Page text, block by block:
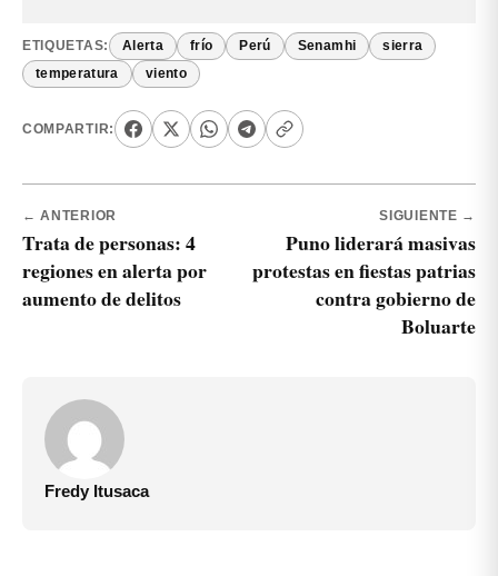
ETIQUETAS: Alerta frío Perú Senamhi sierra
temperatura viento
COMPARTIR:
← ANTERIOR
Trata de personas: 4
regiones en alerta por
aumento de delitos
SIGUIENTE →
Puno liderará masivas
protestas en fiestas patrias
contra gobierno de
Boluarte
Fredy Itusaca